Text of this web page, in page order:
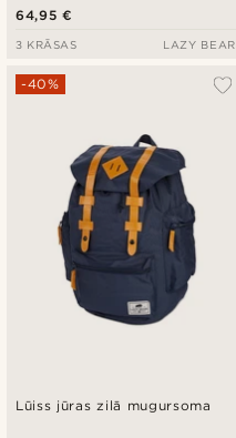
64,95 €
3 KRĀSAS LAZY BEAR
Lūiss jūras zilā mugursoma
-40%